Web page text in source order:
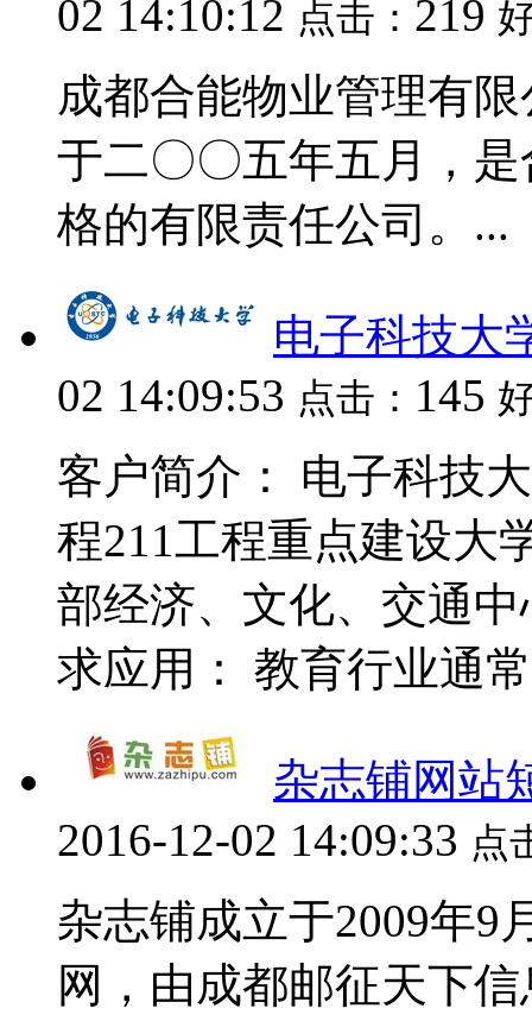
02 14:10:12 点击： 219
成都合能物业管理有
于二〇〇五年五月，
格的有限责任公司。...
电子科技大
02 14:09:53 点击： 145
客户简介： 电子科技
程211工程重点建设大
部经济、文化、交通
求应用： 教育行业通
杂志铺网站
2016-12-02 14:09:33 点
杂志铺成立于2009年9
网，由成都邮征天下